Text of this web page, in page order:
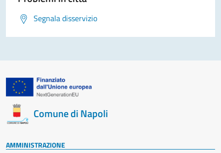
Segnala disservizio
Comune di Napoli
AMMINISTRAZIONE